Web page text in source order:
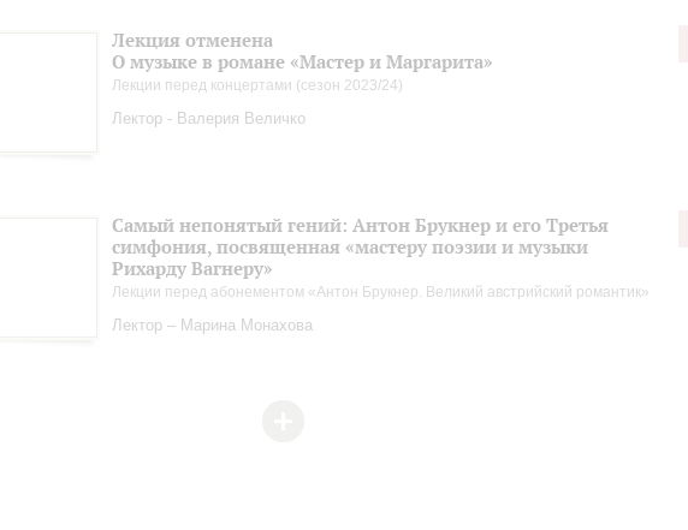
Лекция отменена
О музыке в романе «Мастер и Маргарита»
Лекции перед концертами (сезон 2023/24)
Лектор - Валерия Величко
Самый непонятый гений: Антон Брукнер и его Третья
симфония, посвященная «мастеру поэзии и музыки
Рихарду Вагнеру»
Лекции перед абонементом «Антон Брукнер. Великий австрийский романтик»
Лектор – Марина Монахова